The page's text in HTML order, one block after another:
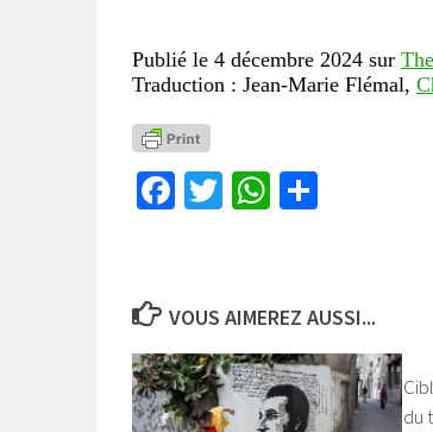
Publié le 4 décembre 2024 sur
Traduction : Jean-Marie Flémal,
Facebook
TwitterWhatsApp
VOUS AIMEREZ AUSSI...
du